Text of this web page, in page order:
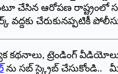
చేసిన ఆరోపణ రాష్ట్రంలో
‌వద్దకు
కథనాలు, ట్రెండింగ్
ను సబ్ స్క్రైబ్ చేసుకోండి..